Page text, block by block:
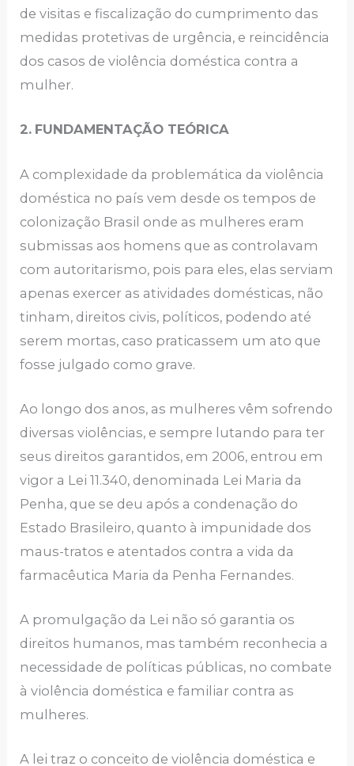
de visitas e fiscalização do cumprimento das
medidas protetivas de urgência, e reincidência
dos casos de violência doméstica contra a
mulher.
2. FUNDAMENTAÇÃO TEÓRICA
A complexidade da problemática da violência
doméstica no país vem desde os tempos de
colonização Brasil onde as mulheres eram
submissas aos homens que as controlavam
com autoritarismo, pois para eles, elas serviam
apenas exercer as atividades domésticas, não
tinham, direitos civis, políticos, podendo até
serem mortas, caso praticassem um ato que
fosse julgado como grave.
Ao longo dos anos, as mulheres vêm sofrendo
diversas violências, e sempre lutando para ter
seus direitos garantidos, em 2006, entrou em
vigor a Lei 11.340, denominada Lei Maria da
Penha, que se deu após a condenação do
Estado Brasileiro, quanto à impunidade dos
maus-tratos e atentados contra a vida da
farmacêutica Maria da Penha Fernandes.
A promulgação da Lei não só garantia os
direitos humanos, mas também reconhecia a
necessidade de políticas públicas, no combate
à violência doméstica e familiar contra as
mulheres.
A lei traz o conceito de violência doméstica e